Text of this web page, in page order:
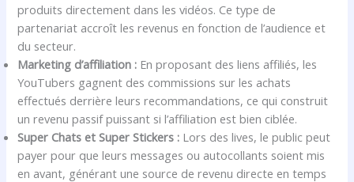
produits directement dans les vidéos. Ce type de
partenariat accroît les revenus en fonction de l’audience et
du secteur.
Marketing d’affiliation : En proposant des liens affiliés, les
YouTubers gagnent des commissions sur les achats
effectués derrière leurs recommandations, ce qui construit
un revenu passif puissant si l’affiliation est bien ciblée.
Super Chats et Super Stickers : Lors des lives, le public peut
payer pour que leurs messages ou autocollants soient mis
en avant, générant une source de revenu directe en temps